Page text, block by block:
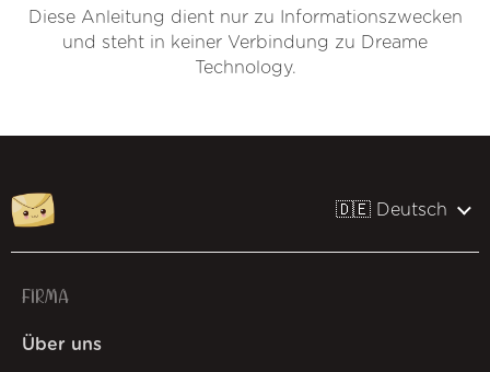
Diese Anleitung dient nur zu Informationszwecken
und steht in keiner Verbindung zu Dreame
Technology.
🇩🇪 Deutsch
FIRMA
Über uns